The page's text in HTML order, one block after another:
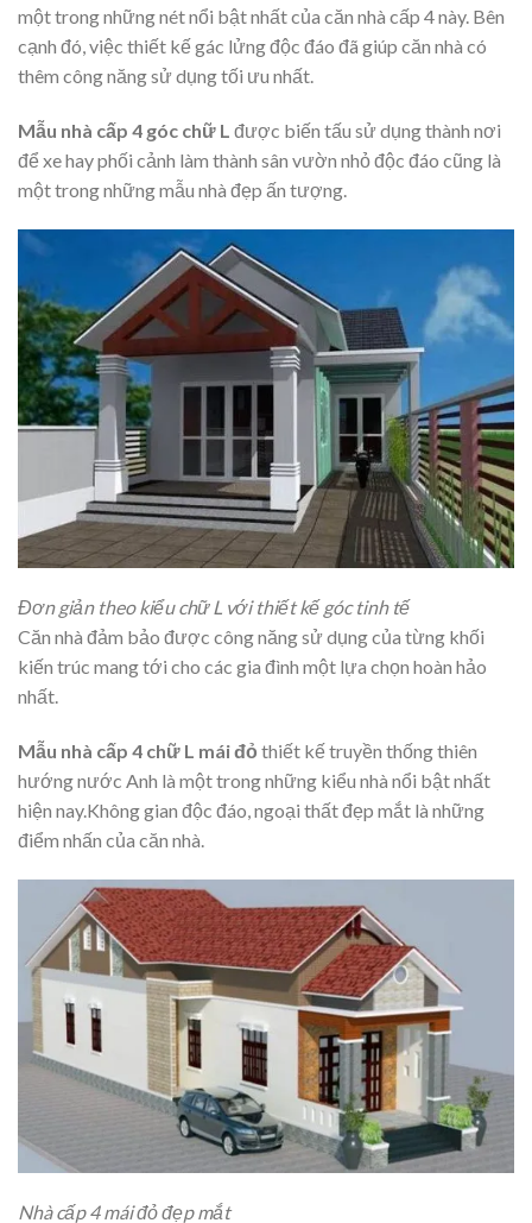
một trong những nét nổi bật nhất của căn nhà cấp 4 này. Bên
cạnh đó, việc thiết kế gác lửng độc đáo đã giúp căn nhà có
thêm công năng sử dụng tối ưu nhất.
Mẫu nhà cấp 4 góc chữ L được biến tấu sử dụng thành nơi
để xe hay phối cảnh làm thành sân vườn nhỏ độc đáo cũng là
một trong những mẫu nhà đẹp ấn tượng.
Đơn giản theo kiểu chữ L với thiết kế góc tinh tế
Căn nhà đảm bảo được công năng sử dụng của từng khối
kiến trúc mang tới cho các gia đình một lựa chọn hoàn hảo
nhất.
Mẫu nhà cấp 4 chữ L mái đỏ thiết kế truyền thống thiên
hướng nước Anh là một trong những kiểu nhà nổi bật nhất
hiện nay.Không gian độc đáo, ngoại thất đẹp mắt là những
điểm nhấn của căn nhà.
Nhà cấp 4 mái đỏ đẹp mắt